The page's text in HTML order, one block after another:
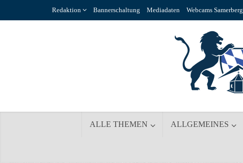
Redaktion Bannerschaltung Mediadaten Webcams Samerberg
ALLE THEMEN ALLGEMEINES